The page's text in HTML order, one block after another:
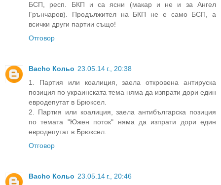
БСП, респ. БКП и са ясни (макар и не и за Ангел
Грънчаров). Продължител на БКП не е само БСП, а
всички други партии също!
Отговор
Bacho Кольо 23.05.14 г., 20:38
1. Партия или коалиция, заела откровена антируска
позиция по украинската тема няма да изпрати дори един
евродепутат в Брюксел.
2. Партия или коалиция, заела антибългарска позиция
по темата "Южен поток" няма да изпрати дори един
евродепутат в Брюксел.
Отговор
Bacho Кольо 23.05.14 г., 20:46